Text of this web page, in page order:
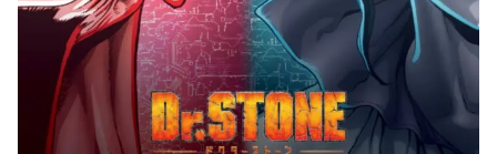
Powered by livedoor 相互RSS
韓国人「日本の柴犬くん散歩
中の暑さに耐えられなかった結
果」
韓国人「最近の日本アニメ業
界の勢力図を変えたと言われる